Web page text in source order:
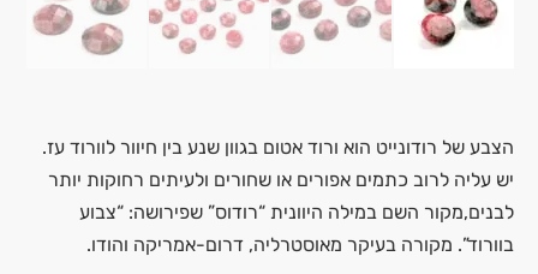
הצבע של רודונייט הוא ורוד אטום בגוון שנע בין חיוור לוורוד עז.
יש עליה לרוב כתמים אפורים או שחורים ולעיתים רחוקות יותר
לבנים,מקור השם במילה היוונית “רודוס” שפירושה: “צבוע
בוורוד”. מקורה בעיקר מאוסטרליה, דרום-אמריקה והודו.